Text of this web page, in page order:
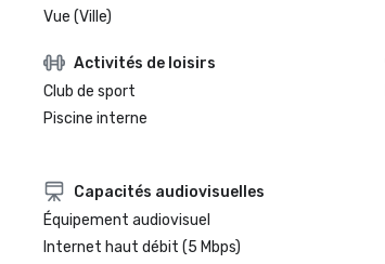
Vue (Ville)
Activités de loisirs
Club de sport
Piscine interne
Capacités audiovisuelles
Équipement audiovisuel
Internet haut débit (5 Mbps)